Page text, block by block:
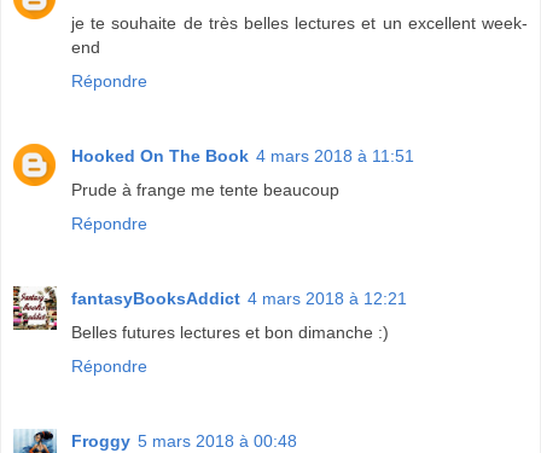
je te souhaite de très belles lectures et un excellent week-
end
Répondre
Hooked On The Book 4 mars 2018 à 11:51
Prude à frange me tente beaucoup
Répondre
fantasyBooksAddict 4 mars 2018 à 12:21
Belles futures lectures et bon dimanche :)
Répondre
Froggy 5 mars 2018 à 00:48